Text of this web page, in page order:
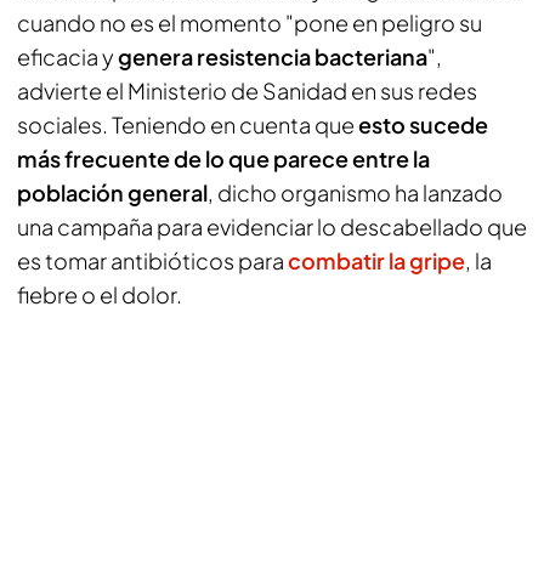
cuando no es el momento "pone en peligro su
eficacia ygenera resistencia bacteriana",
advierte el Ministerio de Sanidad en sus redes
sociales. Teniendo en cuenta queesto sucede
más frecuente de lo que parece entre la
población general, dicho organismo ha lanzado
una campaña para evidenciar lo descabellado que
es tomar antibióticos paracombatir la gripe, la
fiebre o el dolor.